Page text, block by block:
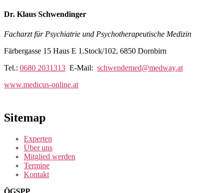
Dr. Klaus Schwendinger
Facharzt für Psychiatrie und Psychotherapeutische Medizin
Färbergasse 15 Haus E 1.Stock/102, 6850 Dornbirn
Tel.: 0680 2031313 E-Mail: schwendemed@medway.at
www.medicus-online.at
Sitemap
Experten
Über uns
Mitglied werden
Termine
Kontakt
ÖGSPP